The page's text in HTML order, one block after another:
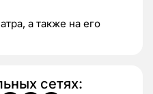
а также на его
сетях: